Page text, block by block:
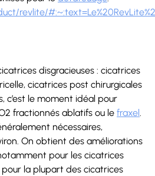
revlite/
disgracieuses : cicatrices
cicatrices post chirurgicales
c’est le moment idéal pour
fractionnés ablatifs ou le fraxel.
nécessaires,
On obtient des améliorations
pour les cicatrices
pour la plupart des cicatrices